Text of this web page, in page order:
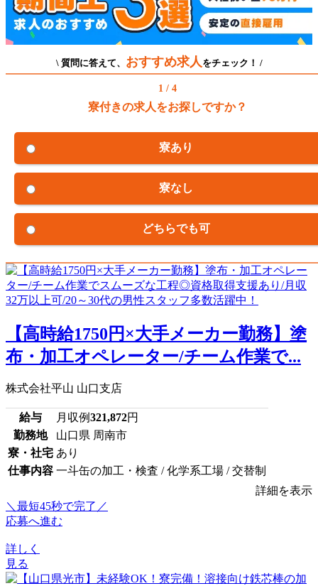
\ 質問に答えて、 おすすめ求人 をチェック！ /
1 / 4
寮付きの求人をお探しですか？
寮あり
寮なし
どちらでも可
【高時給1750円×大手メーカー勤務】塗
布・加工オペレーター/チーム作業で...
株式会社平山 山口支店
給与 月収例321,872円
勤務地
山口県 周南市
寮・社宅 あり
仕事内容 一斗缶の加工・検査 / 化学系工場 / 交替制
詳細を表示
＼最短45秒で完了／
応募へ進む
詳しく
見る